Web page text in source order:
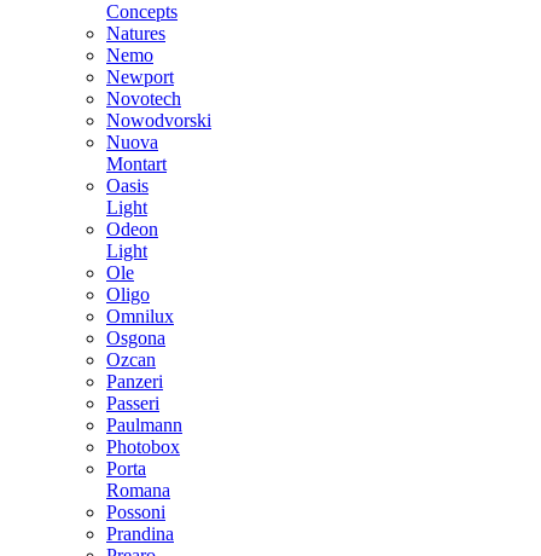
Concepts
Natures
Nemo
Newport
Novotech
Nowodvorski
Nuova
Montart
Oasis
Light
Odeon
Light
Ole
Oligo
Omnilux
Osgona
Ozcan
Panzeri
Passeri
Paulmann
Photobox
Porta
Romana
Possoni
Prandina